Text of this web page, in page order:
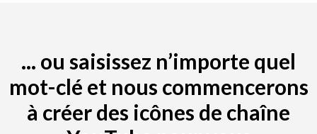
... ou saisissez n’importe quel
mot-clé et nous commencerons
à créer des icônes de chaîne